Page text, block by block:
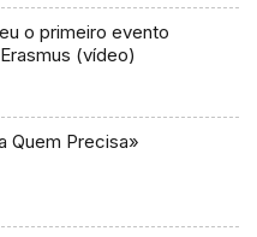
o primeiro evento
(vídeo)
Quem Precisa»